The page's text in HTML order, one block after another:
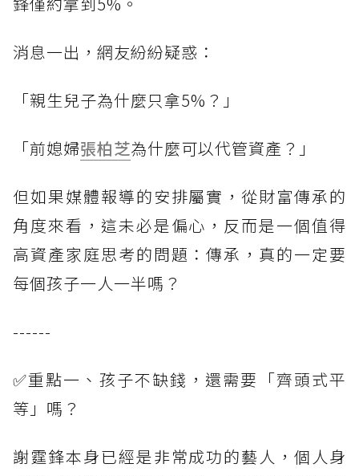
消息一出，網友紛紛疑惑：
「親生兒子為什麼只拿5%？」
「前媳婦張柏芝為什麼可以代管資產？」
但如果媒體報導的安排屬實，從財富傳承的
角度來看，這未必是偏心，反而是一個值得
高資產家庭思考的問題：傳承，真的一定要
每個孩子一人一半嗎？
------
✅重點一、孩子不缺錢，還需要「齊頭式平
等」嗎？
謝霆鋒本身已經是非常成功的藝人，個人身